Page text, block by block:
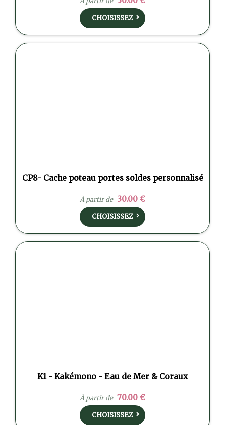
CHOISISSEZ
CP8- Cache poteau portes soldes personnalisé
À partir de 30.00 €
CHOISISSEZ
K1 - Kakémono - Eau de Mer & Coraux
À partir de 70.00 €
CHOISISSEZ